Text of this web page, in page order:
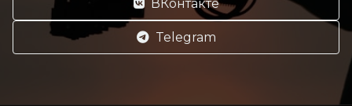
ВКонтакте
Telegram